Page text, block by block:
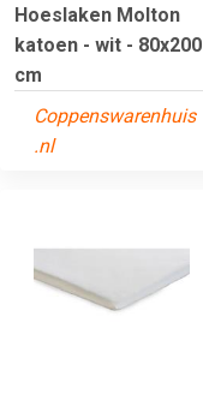
Hoeslaken Molton
katoen - wit - 80x200
cm
Coppenswarenhuis
.nl